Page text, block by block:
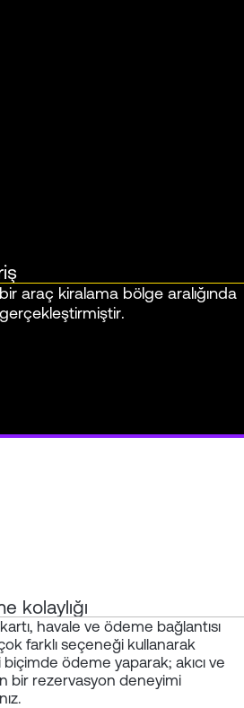
araç kiralama bölge aralığında
kolaylığı
havale ve ödeme bağlantısı
farklı seçeneği kullanarak
ödeme yaparak; akıcı ve
bir rezervasyon deneyimi